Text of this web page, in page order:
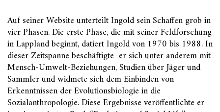
Auf seiner Website unterteilt Ingold sein Schaffen grob in
vier Phasen. Die erste Phase, die mit seiner Feldforschung
in Lappland beginnt, datiert Ingold von 1970 bis 1988. In
dieser Zeitspanne beschäftigte er sich unter anderem mit
Mensch-Umwelt-Beziehungen, Studien über Jäger und
Sammler und widmete sich dem Einbinden von
Erkenntnissen der Evolutionsbiologie in die
Sozialanthropologie. Diese Ergebnisse veröffentlichte er